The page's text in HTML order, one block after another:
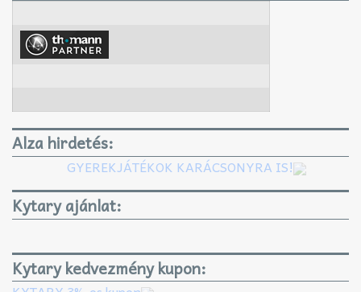
Alza hirdetés:
GYEREKJÁTÉKOK KARÁCSONYRA IS!
Kytary ajánlat:
Kytary kedvezmény kupon: